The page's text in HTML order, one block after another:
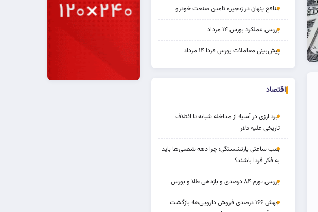
منافع پنهان در زنجیره تامین صنعت خودرو
بررسی عملکرد بورس ۱۴ مرداد
پیش‌بینی معاملات بورس فردا ۱۴ مرداد
اقتصاد
نبرد ارزی در آسیا؛ از مداخله‌ شبانه تا ائتلاف
تاریخی علیه دلار
بمب ساعتی بازنشستگی؛ چرا دهه شصتی‌ها باید
به فکر فردا باشند؟
بررسی تورم ۸۴ درصدی و بازدهی طلا و بورس
جهش ۱۶۶ درصدی فروش دارویی‌ها؛ بازگشت